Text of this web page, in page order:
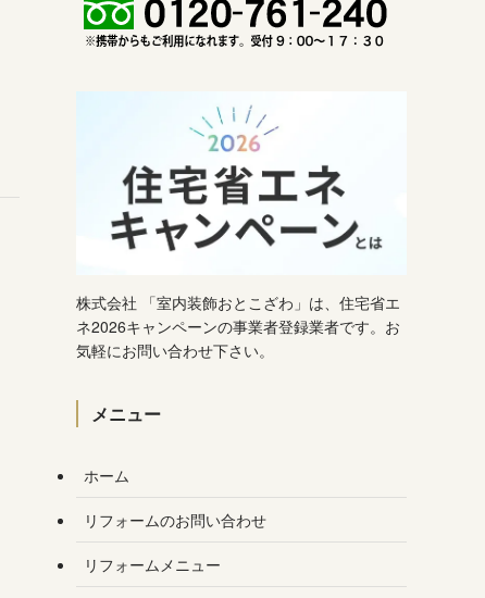
株式会社 「室内装飾おとこざわ」は、住宅省エ
ネ2026キャンペーンの事業者登録業者です。お
気軽にお問い合わせ下さい。
メニュー
ホーム
リフォームのお問い合わせ
リフォームメニュー